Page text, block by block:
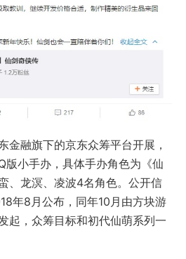
金融旗下的京东众筹平台开展，
版小手办，具体手办角色为《仙
、龙溟、凌波4名角色。公开信
年8月公布，同年10月由方块游
起，众筹目标和初代仙萌系列一